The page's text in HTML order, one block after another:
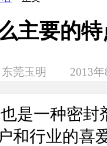
主要的特
东莞玉明 2013年
是一种密封
和行业的喜